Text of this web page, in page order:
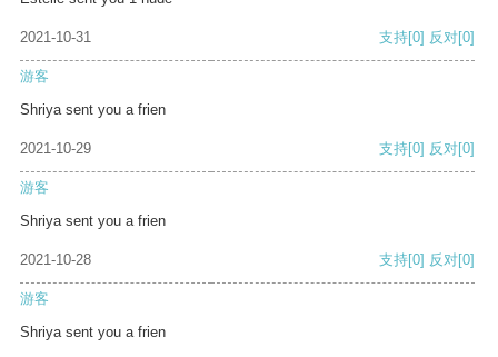
2021-10-31 支持[0] 反对[0]
游客
Shriya sent you a frien
2021-10-29 支持[0] 反对[0]
游客
Shriya sent you a frien
2021-10-28 支持[0] 反对[0]
游客
Shriya sent you a frien